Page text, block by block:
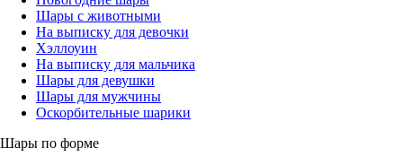
Шары с животными
На выписку для девочки
Хэллоуин
На выписку для мальчика
Шары для девушки
Шары для мужчины
Оскорбительные шарики
Шары по форме